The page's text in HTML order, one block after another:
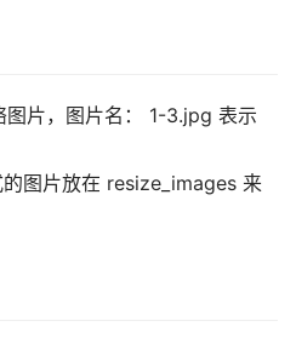
片，图片名： 1-3.jpg 表示
图片放在 resize_images 来